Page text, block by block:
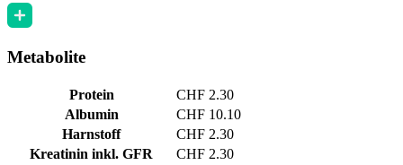
Metabolite
Protein
CHF 2.30
Albumin
CHF 10.10
Harnstoff
CHF 2.30
Kreatinin inkl. GFR
CHF 2.30